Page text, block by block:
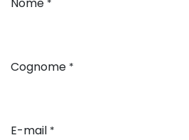
Nome *
Cognome *
E-mail *